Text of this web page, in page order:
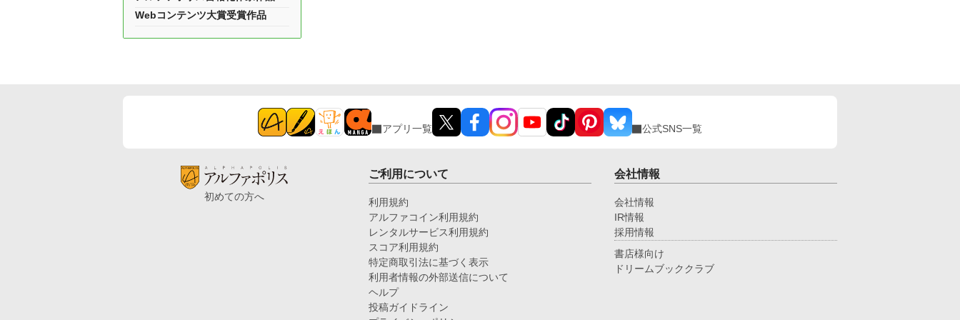
Webコンテンツ大賞受賞作品
アプリ一覧 公式SNS一覧
初めての方へ
ご利用について
利用規約
アルファコイン利用規約
レンタルサービス利用規約
スコア利用規約
特定商取引法に基づく表示
利用者情報の外部送信について
ヘルプ
投稿ガイドライン
会社情報
会社情報
IR情報
採用情報
書店様向け
ドリームブッククラブ